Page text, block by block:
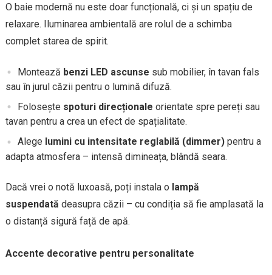
O baie modernă nu este doar funcțională, ci și un spațiu de
relaxare. Iluminarea ambientală are rolul de a schimba
complet starea de spirit.
Montează benzi LED ascunse sub mobilier, în tavan fals
sau în jurul căzii pentru o lumină difuză.
Folosește spoturi direcționale orientate spre pereți sau
tavan pentru a crea un efect de spațialitate.
Alege lumini cu intensitate reglabilă (dimmer)pentru a
adapta atmosfera – intensă dimineața, blândă seara.
Dacă vrei o notă luxoasă, poți instala o lampă
suspendată deasupra căzii – cu condiția să fie amplasată la
o distanță sigură față de apă.
Accente decorative pentru personalitate